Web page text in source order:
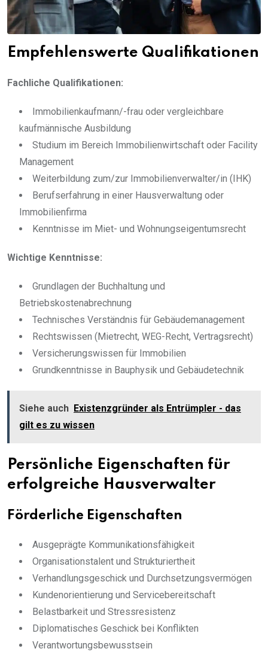
Empfehlenswerte Qualifikationen
Fachliche Qualifikationen:
Immobilienkaufmann/-frau oder vergleichbare
kaufmännische Ausbildung
Studium im Bereich Immobilienwirtschaft oder Facility
Management
Weiterbildung zum/zur Immobilienverwalter/in (IHK)
Berufserfahrung in einer Hausverwaltung oder
Immobilienfirma
Kenntnisse im Miet- und Wohnungseigentumsrecht
Wichtige Kenntnisse:
Grundlagen der Buchhaltung und
Betriebskostenabrechnung
Technisches Verständnis für Gebäudemanagement
Rechtswissen (Mietrecht, WEG-Recht, Vertragsrecht)
Versicherungswissen für Immobilien
Grundkenntnisse in Bauphysik und Gebäudetechnik
Siehe auch Existenzgründer als Entrümpler - das
gilt es zu wissen
Persönliche Eigenschaften für
erfolgreiche Hausverwalter
Förderliche Eigenschaften
Ausgeprägte Kommunikationsfähigkeit
Organisationstalent und Strukturiertheit
Verhandlungsgeschick und Durchsetzungsvermögen
Kundenorientierung und Servicebereitschaft
Belastbarkeit und Stressresistenz
Diplomatisches Geschick bei Konflikten
Verantwortungsbewusstsein